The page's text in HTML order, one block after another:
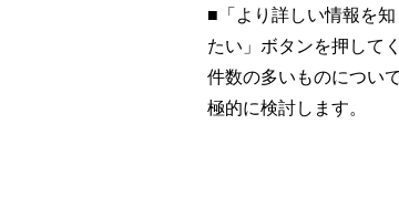
■「より詳しい情報を
たい」ボタンを押して
件数の多いものについ
極的に検討します。